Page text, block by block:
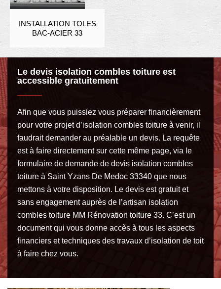
INSTALLATION TOLES
BAC-ACIER 33
Le devis isolation combles toiture est
accessible gratuitement
Afin que vous puissiez vous préparer financièrement
pour votre projet d’isolation combles toiture à venir, il
faudrait demander au préalable un devis. La requête
est à faire directement sur cette même page, via le
formulaire de demande de devis isolation combles
toiture à Saint Yzans De Medoc 33340 que nous
mettons à votre disposition. Le devis est gratuit et
sans engagement auprès de l’artisan isolation
combles toiture MM Rénovation toiture 33. C’est un
document qui vous donne accès à tous les aspects
financiers et techniques des travaux d’isolation de toit
à faire chez vous.